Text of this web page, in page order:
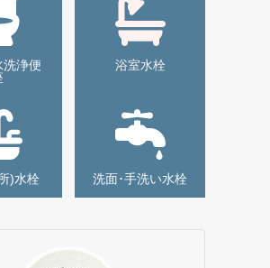
洗浄便
浴室水栓
)水栓 洗面･手洗い水栓